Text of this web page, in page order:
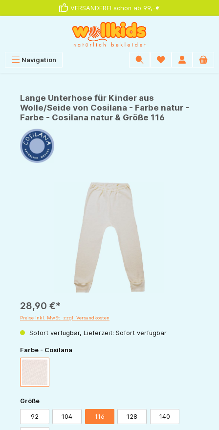
VERSANDFREI schon ab 99,-€
Navigation
Lange Unterhose für Kinder aus
Wolle/Seide von Cosilana - Farbe natur -
Farbe - Cosilana natur & Größe 116
Bildergalerie überspringen
28,90 €*
Preise inkl. MwSt. zzgl. Versandkosten
Sofort verfügbar, Lieferzeit: Sofort verfügbar
Farbe - Cosilana
Größeauswählen
92 104 116 128 140